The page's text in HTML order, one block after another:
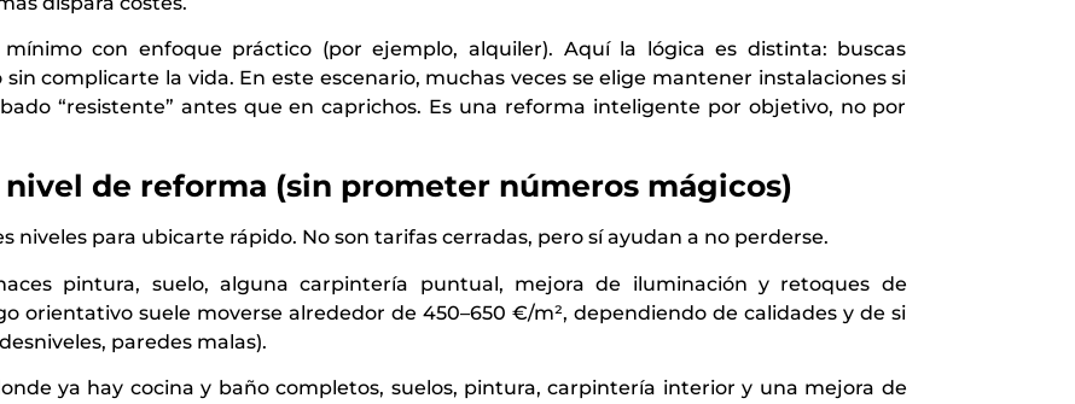
con enfoque práctico (por ejemplo, alquiler). Aquí la lógica es distinta: buscas
complicarte la vida. En este escenario, muchas veces se elige mantener instalaciones si
“resistente” antes que en caprichos. Es una reforma inteligente por objetivo, no por
de reforma (sin prometer números mágicos)
niveles para ubicarte rápido. No son tarifas cerradas, pero sí ayudan a no perderse.
pintura, suelo, alguna carpintería puntual, mejora de iluminación y retoques de
orientativo suele moverse alrededor de 450–650 €/m², dependiendo de calidades y de si
paredes malas).
ya hay cocina y baño completos, suelos, pintura, carpintería interior y una mejora de